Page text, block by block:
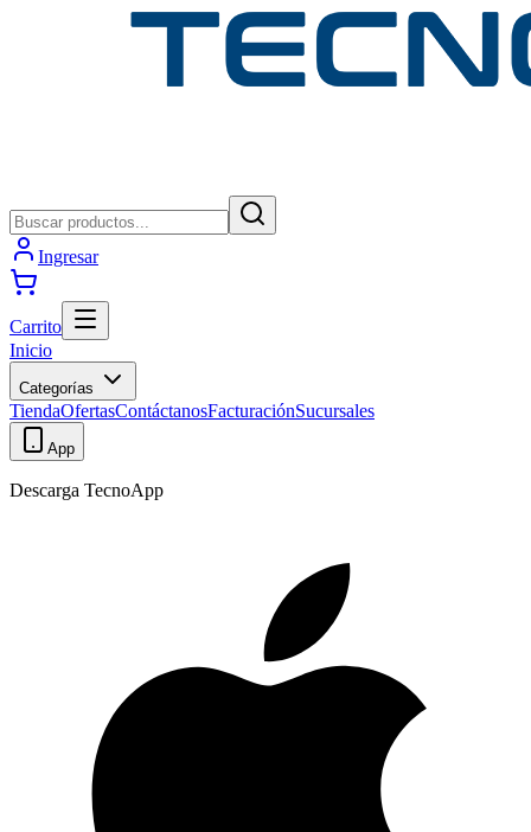
Ingresar
Carrito
Inicio
Categorías
TiendaOfertasContáctanosFacturaciónSucursales
App
Descarga TecnoApp